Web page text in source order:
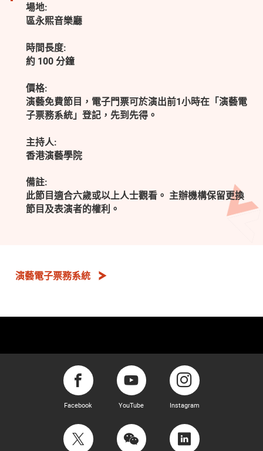
場地:
區永熙音樂廳
時間長度:
約 100 分鐘
價格:
演藝免費節目，電子門票可於演出前1小時在「演藝電
子票務系統」登記，先到先得。
主持人:
香港演藝學院
備註:
此節目適合六歲或以上人士觀看。 主辦機構保留更換
節目及表演者的權利。
演藝電子票務系統
Facebook YouTube Instagram